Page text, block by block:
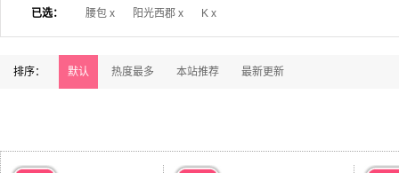
已选： 腰包 x 阳光西郡 x K x
排序： 默认 热度最多 本站推荐 最新更新